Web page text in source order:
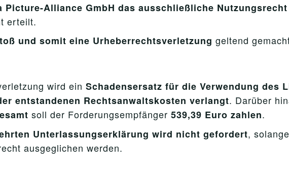
Picture-Alliance GmbH das ausschließliche Nutzungsrecht
erteilt.
und somit eine Urheberrechtsverletzung geltend
wird ein Schadensersatz für die Verwendung des
entstandenen Rechtsanwaltskosten verlangt. Darüber
soll der Forderungsempfänger 539,39 Euro zahlen.
Unterlassungserklärung wird nicht gefordert,
ausgeglichen werden.